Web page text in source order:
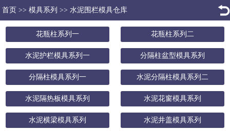
首页 >> 模具系列 >> 水泥围栏模具仓库
花瓶柱系列一 花瓶柱系列二
水泥护栏模具系列一 分隔柱盆型模具系列
分隔柱模具系列一 水泥分隔柱模具系列二
水泥隔热板模具系列 水泥花窗模具系列
水泥横梁模具系列 水泥井盖模具系列